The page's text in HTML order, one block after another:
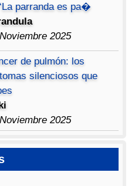
parranda es pa�
2025
de pulmón: los
silenciosos que
2025